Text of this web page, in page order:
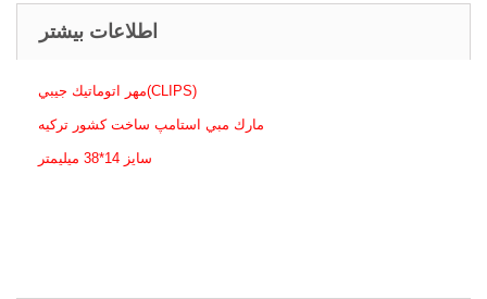
اطلاعات بیشتر
مهر اتوماتيك جيبي(CLIPS)
مارك مبي استامپ ساخت كشور تركيه
سايز 14*38 ميليمتر